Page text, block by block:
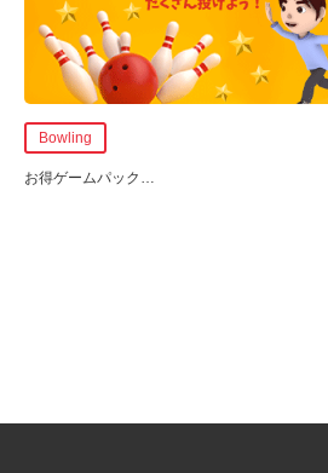
Bowling
お得ゲームパック